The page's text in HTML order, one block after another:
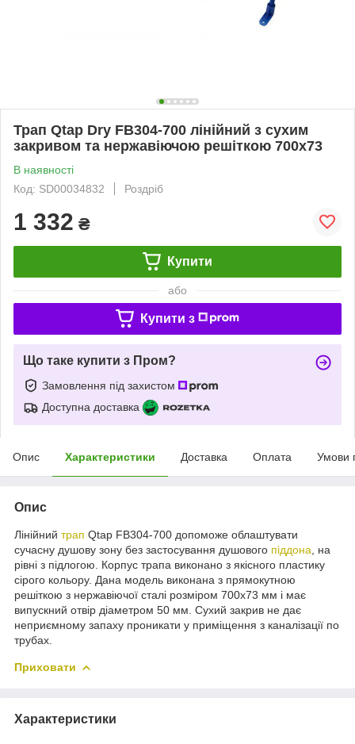
Трап Qtap Dry FB304-700 лінійний з сухим
закривом та нержавіючою решіткою 700х73
В наявності
Код: SD00034832
Роздріб
1 332 ₴
Купити
або
Купити з
Що таке купити з Пром?
Замовлення під захистом
Доступна доставка
Опис Характеристики Доставка Оплата Умови
Опис
Лінійний трап Qtap FB304-700 допоможе облаштувати
сучасну душову зону без застосування душового піддона , на
рівні з підлогою. Корпус трапа виконано з якісного пластику
сірого кольору. Дана модель виконана з прямокутною
решіткою з нержавіючої сталі розміром 700х73 мм і має
випускний отвір діаметром 50 мм. Сухий закрив не дає
неприємному запаху проникати у приміщення з каналізації по
трубах.
Приховати
Характеристики